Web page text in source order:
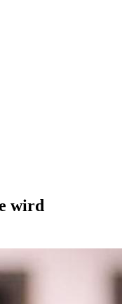
wird